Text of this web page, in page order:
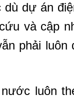
dự án
và cập
phải luôn
luôn